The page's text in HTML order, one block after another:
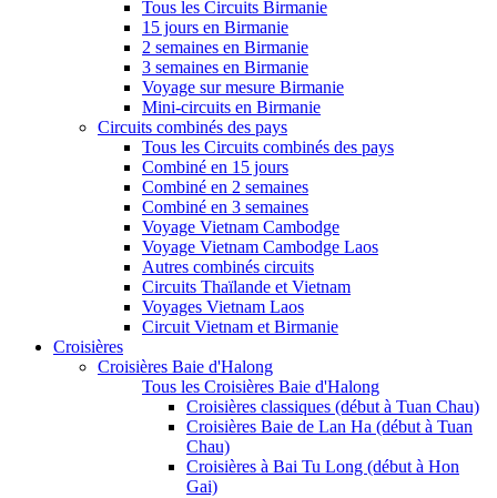
Tous les Circuits Birmanie
15 jours en Birmanie
2 semaines en Birmanie
3 semaines en Birmanie
Voyage sur mesure Birmanie
Mini-circuits en Birmanie
Circuits combinés des pays
Tous les Circuits combinés des pays
Combiné en 15 jours
Combiné en 2 semaines
Combiné en 3 semaines
Voyage Vietnam Cambodge
Voyage Vietnam Cambodge Laos
Autres combinés circuits
Circuits Thaïlande et Vietnam
Voyages Vietnam Laos
Circuit Vietnam et Birmanie
Croisières
Croisières Baie d'Halong
Tous les Croisières Baie d'Halong
Croisières classiques (début à Tuan Chau)
Croisières Baie de Lan Ha (début à Tuan
Chau)
Croisières à Bai Tu Long (début à Hon
Gai)